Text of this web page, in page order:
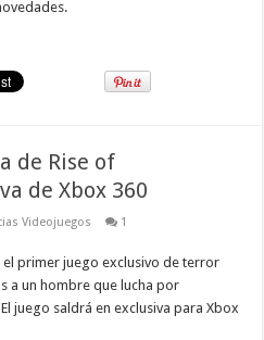
de Rise of
de Xbox 360
Videojuegos 1
el primer juego exclusivo de terror
a un hombre que lucha por
juego saldrá en exclusiva para Xbox